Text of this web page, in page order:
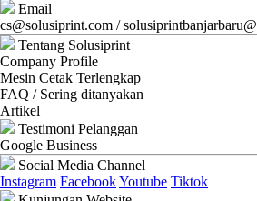
Email
cs@solusiprint.com /
Tentang Solusiprint
Company Profile
Mesin Cetak Terlengkap
FAQ / Sering ditanyakan
Artikel
Testimoni Pelanggan
Google Business
Social Media Channel
Instagram FacebookYoutube Tiktok